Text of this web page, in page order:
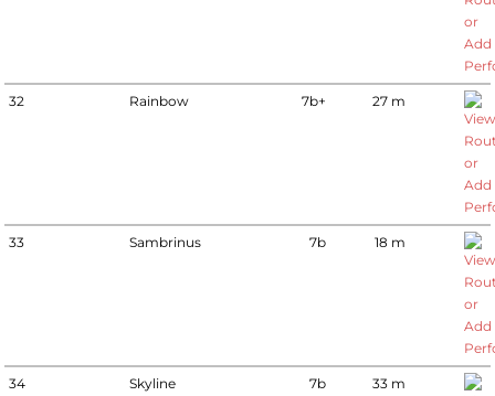
32 Rainbow 7b+ 27 m
33 Sambrinus 7b 18 m
34 Skyline 7b 33 m